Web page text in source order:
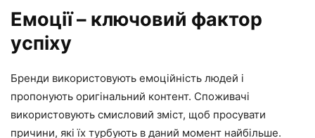
Емоції – ключовий фактор
успіху
Бренди використовують емоційність людей і
пропонують оригінальний контент. Споживачі
використовують смисловий зміст, щоб просувати
причини, які їх турбують в даний момент найбільше.